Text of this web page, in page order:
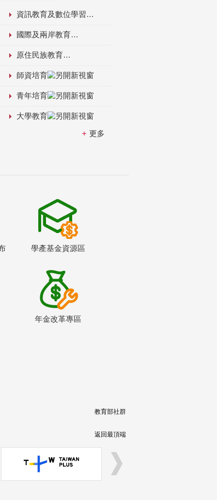
資訊教育及數位學習
國際及兩岸教育
原住民族教育
師資培育
青年培育
大學教育
更多
學產基金資源區
年金改革專區
教育部社群
返回最頂端